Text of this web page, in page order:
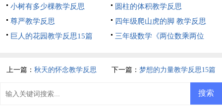
小树有多少棵教学反思
圆柱的体积教学反思
尊严教学反思
四年级爬山虎的脚 教学反思
巨人的花园教学反思15篇
三年级数学《两位数乘两位
上一篇：秋天的怀念教学反思 下一篇： 梦想的力量教学反思15篇